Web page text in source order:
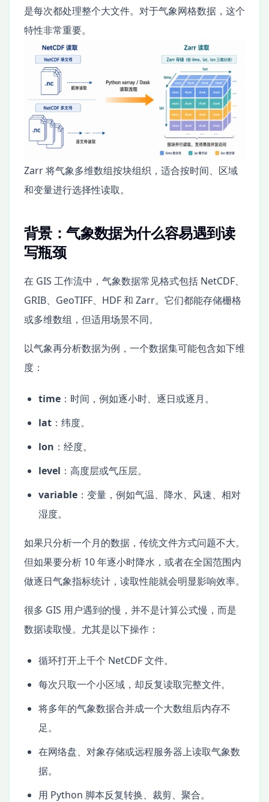
是每次都处理整个大文件。对于气象网格数据，这个
特性非常重要。
Zarr 将气象多维数组按块组织，适合按时间、区域
和变量进行选择性读取。
背景：气象数据为什么容易遇到读
写瓶颈
在 GIS 工作流中，气象数据常见格式包括 NetCDF、
GRIB、GeoTIFF、HDF 和 Zarr。它们都能存储栅格
或多维数组，但适用场景不同。
以气象再分析数据为例，一个数据集可能包含如下维
度：
time ：时间，例如逐小时、逐日或逐月。
lat ：纬度。
lon ：经度。
level ：高度层或气压层。
variable ：变量，例如气温、降水、风速、相对
湿度。
如果只分析一个月的数据，传统文件方式问题不大。
但如果要分析 10 年逐小时降水，或者在全国范围内
做逐日气象指标统计，读取性能就会明显影响效率。
很多 GIS 用户遇到的慢，并不是计算公式慢，而是
数据读取慢。尤其是以下操作：
循环打开上千个 NetCDF 文件。
每次只取一个小区域，却反复读取完整文件。
将多年的气象数据合并成一个大数组后内存不
足。
在网络盘、对象存储或远程服务器上读取气象数
据。
用 Python 脚本反复转换、裁剪、聚合。